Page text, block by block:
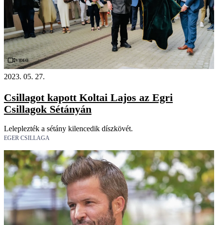
Videó
2023. 05. 27.
Csillagot kapott Koltai Lajos az Egri
Csillagok Sétányán
Leleplezték a sétány kilencedik díszkövét.
EGER CSILLAGA